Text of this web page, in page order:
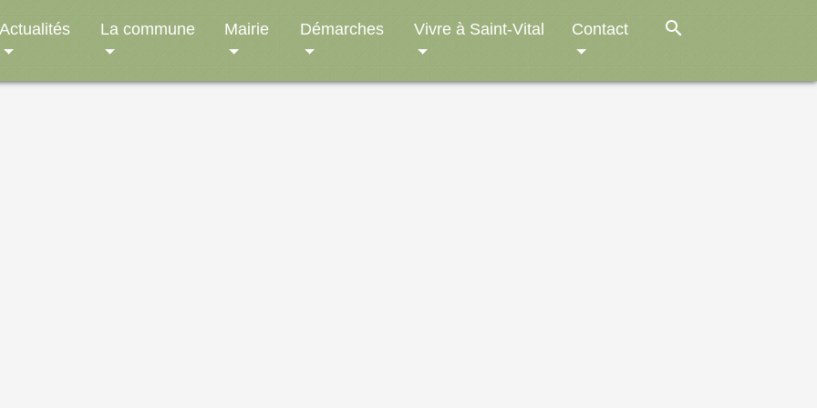
Actualités La commune Mairie Démarches Vivre à Saint-Vital Contact search